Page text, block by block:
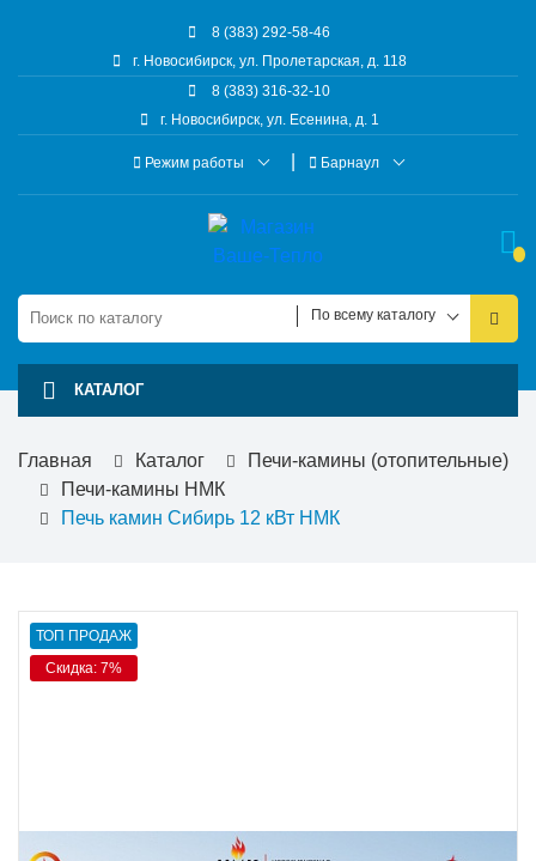
8 (383) 292-58-46
г. Новосибирск, ул. Пролетарская, д. 118
8 (383) 316-32-10
г. Новосибирск, ул. Есенина, д. 1
Режим работы Барнаул
По всему каталогу
КАТАЛОГ
Главная Каталог
Печи-камины (отопительные)
Печи-камины НМК
Печь камин Сибирь 12 кВт НМК
ТОП ПРОДАЖ
Скидка: 7%